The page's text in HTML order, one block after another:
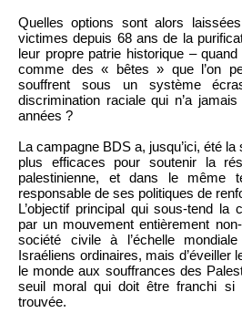
Quelles options sont alors
victimes depuis 68 ans de la
leur propre patrie historique –
comme des « bêtes » que l’on
souffrent sous un système
discrimination raciale qui n’a
années ?
La campagne BDS a, jusqu’ici, été
plus efficaces pour soutenir la
palestinienne, et dans le même
responsable de ses politiques de
L’objectif principal qui sous-tend la
par un mouvement entièrement
société civile à l’échelle
Israéliens ordinaires, mais d’éveiller
le monde aux souffrances des
seuil moral qui doit être franchi si
trouvée.